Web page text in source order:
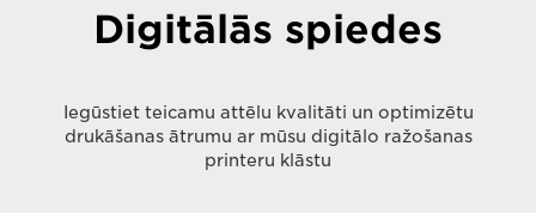
Digitālās spiedes
Iegūstiet teicamu attēlu kvalitāti un optimizētu
drukāšanas ātrumu ar mūsu digitālo ražošanas
printeru klāstu